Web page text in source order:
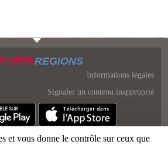
REGIONS
Informations légales
Signaler un contenu inapproprié
et vous donne le contrôle sur ceux que